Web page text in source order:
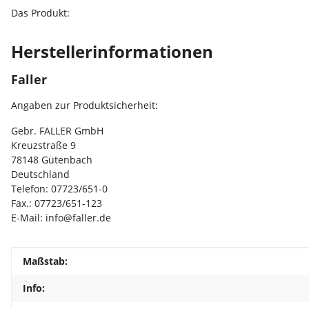
Das Produkt:
Herstellerinformationen
Faller
Angaben zur Produktsicherheit:
Gebr. FALLER GmbH
Kreuzstraße 9
78148 Gütenbach
Deutschland
Telefon: 07723/651-0
Fax.: 07723/651-123
E-Mail: info@faller.de
Produkteigenschaft
Wert
Maßstab:
Info: